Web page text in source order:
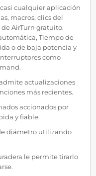
cualquier aplicación
macros, clics del
AirTurn gratuito.
Tiempo de
o de baja potencia y
como
actualizaciones
más recientes.
accionados por
y fiable.
diámetro utilizando
le permite tirarlo